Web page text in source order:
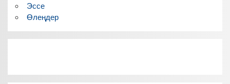
Эссе
Өлеңдер